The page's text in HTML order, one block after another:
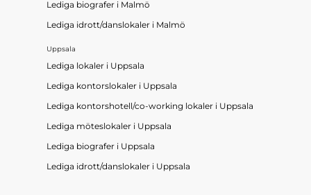
Lediga biograferi Malmö
Lediga idrott/danslokaleri Malmö
Uppsala
Lediga lokaleri Uppsala
Lediga kontorslokaleri Uppsala
Lediga kontorshotell/co-working lokaleri Uppsala
Lediga möteslokaleri Uppsala
Lediga biograferi Uppsala
Lediga idrott/danslokaleri Uppsala